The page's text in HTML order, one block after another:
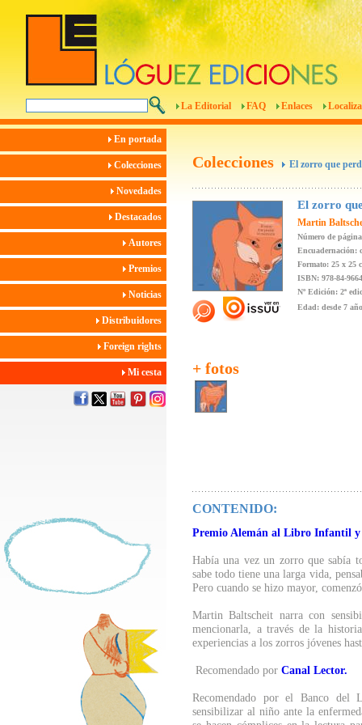
La Editorial FAQ Enlaces
En portada
Colecciones
Novedades
Destacados
Autores
Premios
Noticias
Distribuidores
Foreign rights
Mi cesta
Colecciones El zorro que
+ fotos
El zorro
Martin
Número de
Encuadernación:
Formato: 25 x 25
ISBN: 978-84-
Nº Edición: 2ª
Edad: desde 7
CONTENIDO:
Premio Alemán al Libro Infantil y
Había una vez un zorro que sabía
sabe todo tiene una larga vida,
Pero cuando se hizo mayor,
Martin Baltscheit narra con
mencionarla, a través de la
experiencias a los zorros jóvenes
Recomendado por Canal Lector.
Recomendado por el Banco
sensibilizar al niño ante la